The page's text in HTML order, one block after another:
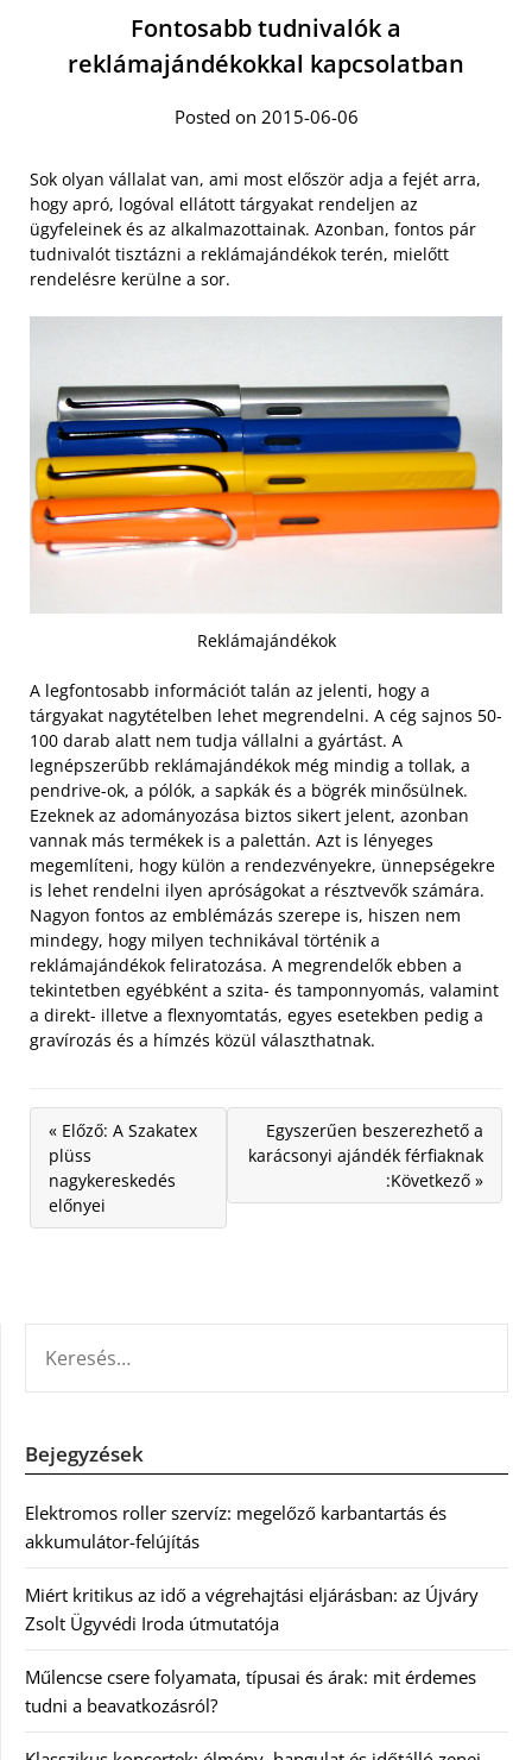
Fontosabb tudnivalók a
reklámajándékokkal kapcsolatban
Posted on 2015-06-06
Sok olyan vállalat van, ami most először adja a fejét arra,
hogy apró, logóval ellátott tárgyakat rendeljen az
ügyfeleinek és az alkalmazottainak. Azonban, fontos pár
tudnivalót tisztázni a reklámajándékok terén, mielőtt
rendelésre kerülne a sor.
Reklámajándékok
A legfontosabb információt talán az jelenti, hogy a
tárgyakat nagytételben lehet megrendelni. A cég sajnos 50-
100 darab alatt nem tudja vállalni a gyártást. A
legnépszerűbb reklámajándékok még mindig a tollak, a
pendrive-ok, a pólók, a sapkák és a bögrék minősülnek.
Ezeknek az adományozása biztos sikert jelent, azonban
vannak más termékek is a palettán. Azt is lényeges
megemlíteni, hogy külön a rendezvényekre, ünnepségekre
is lehet rendelni ilyen apróságokat a résztvevők számára.
Nagyon fontos az emblémázás szerepe is, hiszen nem
mindegy, hogy milyen technikával történik a
reklámajándékok feliratozása. A megrendelők ebben a
tekintetben egyébként a szita- és tamponnyomás, valamint
a direkt- illetve a flexnyomtatás, egyes esetekben pedig a
gravírozás és a hímzés közül választhatnak.
« Előző: A Szakatex
plüss
nagykereskedés
előnyei
Egyszerűen beszerezhető a
karácsonyi ajándék férfiaknak
:Következő »
Bejegyzések
Elektromos roller szervíz: megelőző karbantartás és
akkumulátor-felújítás
Miért kritikus az idő a végrehajtási eljárásban: az Újváry
Zsolt Ügyvédi Iroda útmutatója
Műlencse csere folyamata, típusai és árak: mit érdemes
tudni a beavatkozásról?